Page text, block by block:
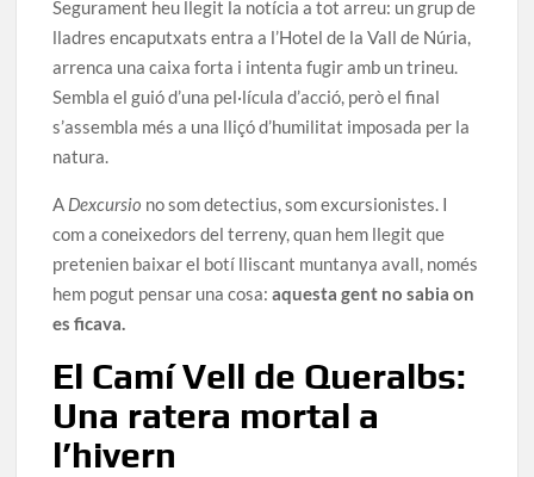
Segurament heu llegit la notícia a tot arreu: un grup de
lladres encaputxats entra a l’Hotel de la Vall de Núria,
arrenca una caixa forta i intenta fugir amb un trineu.
Sembla el guió d’una pel·lícula d’acció, però el final
s’assembla més a una lliçó d’humilitat imposada per la
natura.
A Dexcursio no som detectius, som excursionistes. I
com a coneixedors del terreny, quan hem llegit que
pretenien baixar el botí lliscant muntanya avall, només
hem pogut pensar una cosa:aquesta gent no sabia on
es ficava.
El Camí Vell de Queralbs:
Una ratera mortal a
l’hivern